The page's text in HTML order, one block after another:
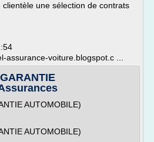
une sélection de contrats
assurance-voiture.blogspot.c ...
AUTOMOBILE)
AUTOMOBILE)